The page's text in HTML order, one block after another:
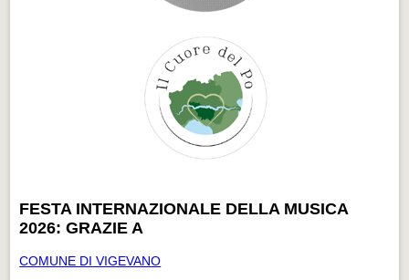
FESTA INTERNAZIONALE DELLA MUSICA
2026: GRAZIE A
COMUNE DI VIGEVANO